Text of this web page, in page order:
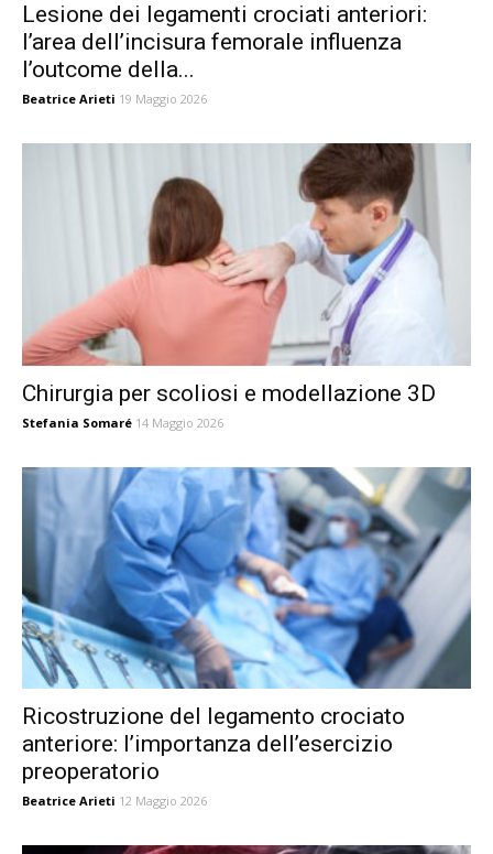
Lesione dei legamenti crociati anteriori:
l’area dell’incisura femorale influenza
l’outcome della...
Beatrice Arieti 19 Maggio 2026
Chirurgia per scoliosi e modellazione 3D
Stefania Somaré 14 Maggio 2026
Ricostruzione del legamento crociato
anteriore: l’importanza dell’esercizio
preoperatorio
Beatrice Arieti 12 Maggio 2026